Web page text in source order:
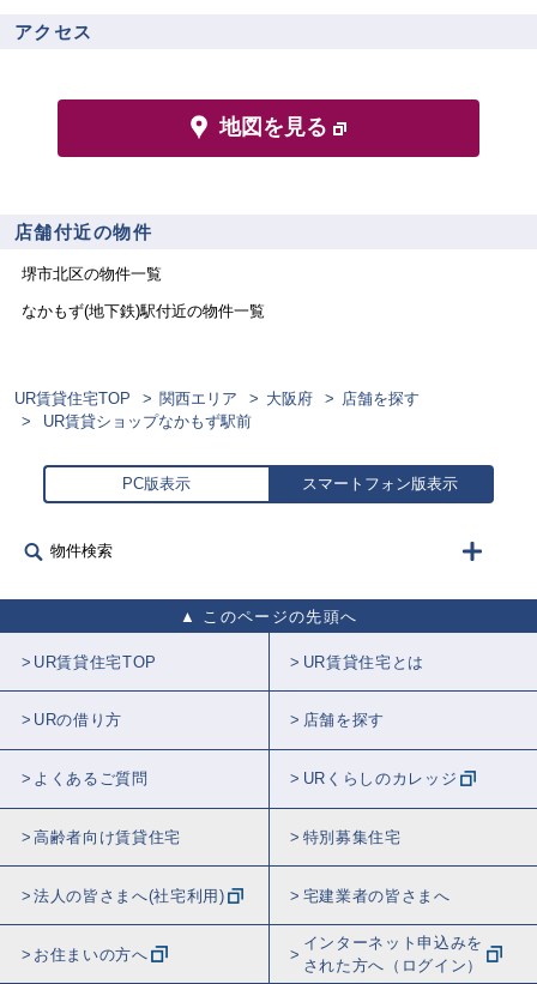
アクセス
地図を見る
店舗付近の物件
堺市北区の物件一覧
なかもず(地下鉄)駅付近の物件一覧
UR賃貸住宅TOP 関西エリア 大阪府
店舗を探す
UR賃貸ショップなかもず駅前
PC版表示 スマートフォン版表示
物件検索
このページの先頭へ
UR賃貸住宅TOP UR賃貸住宅とは
URの借り方 店舗を探す
よくあるご質問 URくらしのカレッジ
高齢者向け賃貸住宅 特別募集住宅
法人の皆さまへ(社宅利用) 宅建業者の皆さまへ
お住まいの方へ
インターネット申込みを
された方へ（ログイン）